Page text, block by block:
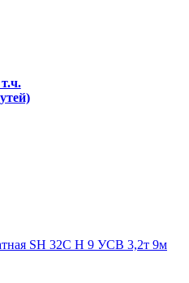
SH 32С H 9 УСВ 3,2т 9м